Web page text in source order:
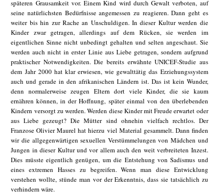
späteren Grausamkeit vor. Einem Kind wird durch Gewalt verboten, auf
seine natürlichsten Bedürfnisse angemessen zu reagieren. Dann geht es
weiter bis hin zur Rache an Unschuldigen. In dieser Kultur werden die
Kinder zwar getragen, allerdings auf dem Rücken, sie werden im
eigentlichen Sinne nicht unbedingt gehalten und selten angeschaut. Sie
werden auch nicht in erster Linie aus Liebe getragen, sondern aufgrund
praktischer Notwendigkeiten. Die bereits erwähnte UNICEF-Studie aus
dem Jahr 2000 hat klar erwiesen, wie gewalttätig das Erziehungssystem
auch und gerade in den afrikanischen Ländern ist. Das ist kein Wunder,
denn normalerweise zeugen Eltern dort viele Kinder, die sie kaum
ernähren können, in der Hoffnung, später einmal von den überlebenden
Kindern versorgt zu werden. Werden diese Kinder mit Freude erwartet oder
aus Liebe gezeugt? Die Mütter sind ohnehin vielfach rechtlos. Der
Franzose Olivier Maurel hat hierzu viel Material gesammelt. Dann finden
wir die allgegenwärtigen sexuellen Verstümmelungen von Mädchen und
Jungen in dieser Kultur und vor allem auch den weit verbreiteten Inzest.
Dies müsste eigentlich genügen, um die Entstehung von Sadismus und
eines extremen Hasses zu begreifen. Wenn man diese Entwicklung
verstehen wollte, stünde man vor der Erkenntnis, dass sie tatsächlich zu
verhindern wäre.